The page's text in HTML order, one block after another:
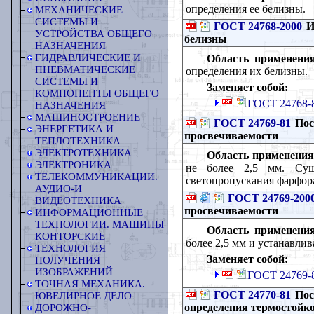
МЕХАНИЧЕСКИЕ
СИСТЕМЫ И
УСТРОЙСТВА ОБЩЕГО
НАЗНАЧЕНИЯ
ГИДРАВЛИЧЕСКИЕ И
ПНЕВМАТИЧЕСКИЕ
СИСТЕМЫ И
КОМПОНЕНТЫ ОБЩЕГО
НАЗНАЧЕНИЯ
МАШИНОСТРОЕНИЕ
ЭНЕРГЕТИКА И
ТЕПЛОТЕХНИКА
ЭЛЕКТРОТЕХНИКА
ЭЛЕКТРОНИКА
ТЕЛЕКОММУНИКАЦИИ.
АУДИО-И
ВИДЕОТЕХНИКА
ИНФОРМАЦИОННЫЕ
ТЕХНОЛОГИИ. МАШИНЫ
КОНТОРСКИЕ
ТЕХНОЛОГИЯ
ПОЛУЧЕНИЯ
ИЗОБРАЖЕНИЙ
ТОЧНАЯ МЕХАНИКА.
ЮВЕЛИРНОЕ ДЕЛО
ДОРОЖНО-
определения ее белизны.
ГОСТ 24768-2000
белизны
Область
определения их белизны.
Заменяет собой:
ГОСТ 24768-
ГОСТ 24769-81
просвечиваемости
Область
не более 2,5 мм.
светопропускания
ГОСТ 24769-
просвечиваемости
Область
более 2,5 мм и
Заменяет собой:
ГОСТ 24769-
ГОСТ 24770-81
определения